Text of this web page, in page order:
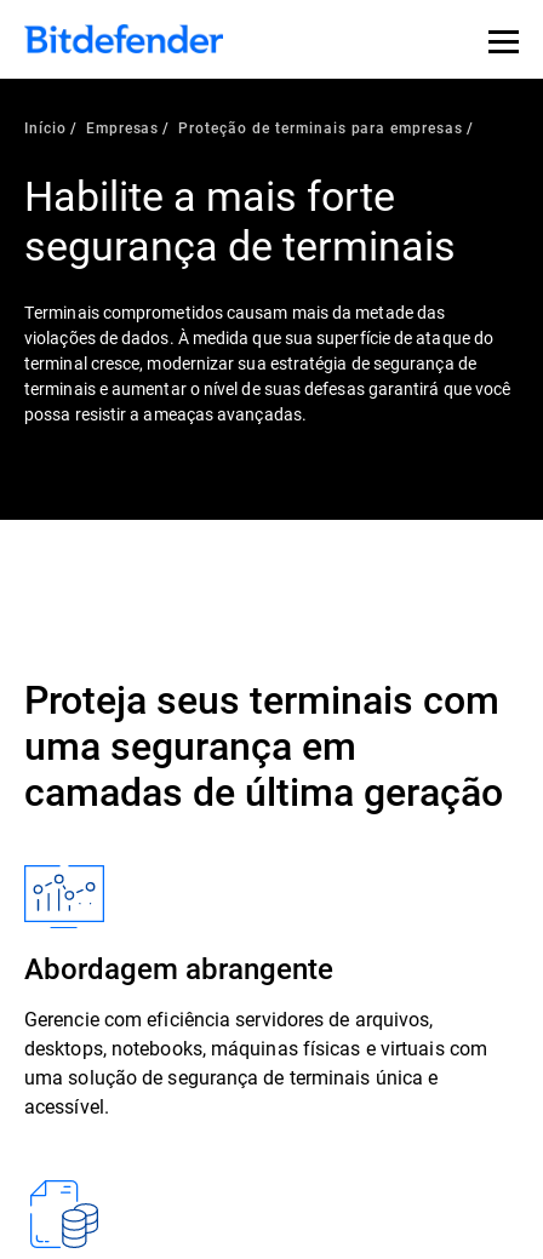
Início Empresas Proteção de terminais para empresas
Habilite a mais forte
segurança de terminais
Terminais comprometidos causam mais da metade das
violações de dados. À medida que sua superfície de ataque do
terminal cresce, modernizar sua estratégia de segurança de
terminais e aumentar o nível de suas defesas garantirá que você
possa resistir a ameaças avançadas.
Proteja seus terminais com
uma segurança em
camadas de última geração
Abordagem abrangente
Gerencie com eficiência servidores de arquivos,
desktops, notebooks, máquinas físicas e virtuais com
uma solução de segurança de terminais única e
acessível.